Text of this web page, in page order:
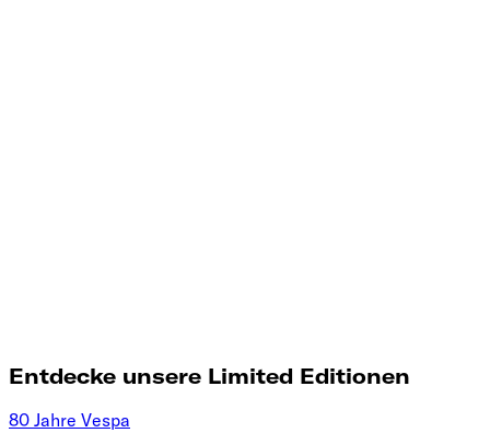
Entdecke unsere Limited Editionen
80 Jahre Vespa